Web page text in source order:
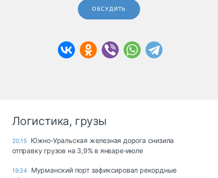
ОБСУДИТЬ
Логистика, грузы
20:15 Южно-Уральская железная дорога снизила
отправку грузов на 3,9% в январе-июле
19:34
Мурманский порт зафиксировал рекордные